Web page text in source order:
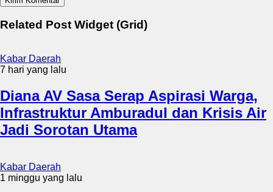
Related Post Widget (Grid)
Kabar Daerah
7 hari yang lalu
Diana AV Sasa Serap Aspirasi Warga,
Infrastruktur Amburadul dan Krisis Air
Jadi Sorotan Utama
Kabar Daerah
1 minggu yang lalu